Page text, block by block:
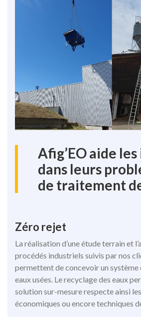
Afig’EO aide
dans leurs
de traitement
Zéro rejet
La réalisation d’une étude terrain et
procédés industriels suivis par nos
permettent de concevoir un
eaux usées. Le recyclage des eaux
solution sur-mesure respecte ainsi
économiques ou encore techniques